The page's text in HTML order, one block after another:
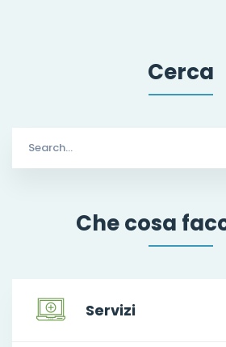
Cerca
for:
Che cosa
Servizi